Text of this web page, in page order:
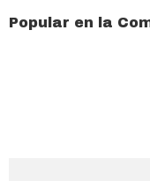
Popular en la